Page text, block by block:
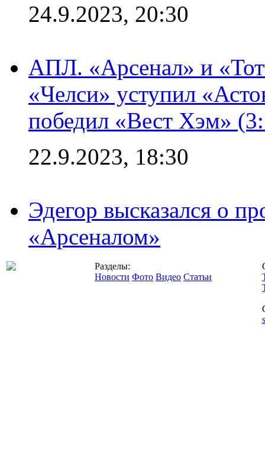
24.9.2023, 20:30
АПЛ. «Арсенал» и
«Челси» уступил
победил «Вест Хэм»
22.9.2023, 18:30
Эдегор высказался о
«Арсеналом»
Разделы:
Новости Фото Видео Статьи